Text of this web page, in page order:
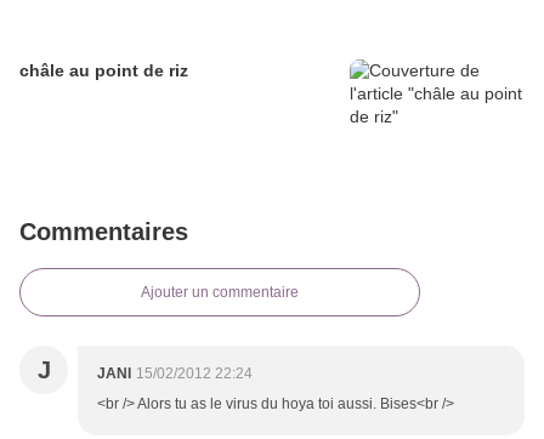
châle au point de riz
Commentaires
Ajouter un commentaire
J JANI
15/02/2012 22:24
<br /> Alors tu as le virus du hoya toi aussi. Bises<br />